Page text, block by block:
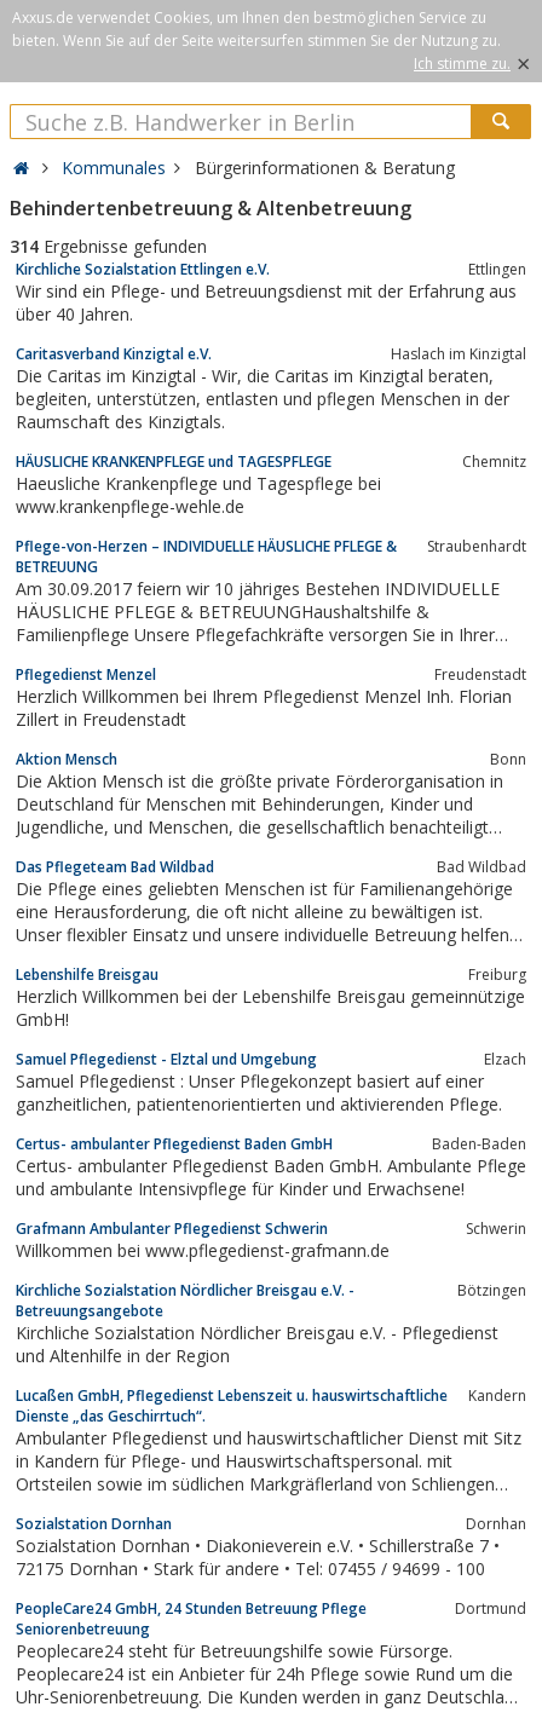
Axxus.de verwendet Cookies, um Ihnen den bestmöglichen Service zu
bieten. Wenn Sie auf der Seite weitersurfen stimmen Sie der Nutzung zu.
Ich stimme zu. ×
Kommunales Bürgerinformationen & Beratung
Behindertenbetreuung & Altenbetreuung
314 Ergebnisse gefunden
Kirchliche Sozialstation Ettlingen e.V. Ettlingen
Wir sind ein Pflege- und Betreuungsdienst mit der Erfahrung aus
über 40 Jahren.
Caritasverband Kinzigtal e.V. Haslach im Kinzigtal
Die Caritas im Kinzigtal - Wir, die Caritas im Kinzigtal beraten,
begleiten, unterstützen, entlasten und pflegen Menschen in der
Raumschaft des Kinzigtals.
HÄUSLICHE KRANKENPFLEGE und TAGESPFLEGE Chemnitz
Haeusliche Krankenpflege und Tagespflege bei
www.krankenpflege-wehle.de
Pflege-von-Herzen – INDIVIDUELLE HÄUSLICHE PFLEGE &
BETREUUNG
Straubenhardt
Am 30.09.2017 feiern wir 10 jähriges Bestehen INDIVIDUELLE
HÄUSLICHE PFLEGE & BETREUUNGHaushaltshilfe &
Familienpflege Unsere Pflegefachkräfte versorgen Sie in Ihrer
Wohnanlagen. Erfahren Sie mehr über uns
Pflegedienst Menzel Freudenstadt
Herzlich Willkommen bei Ihrem Pflegedienst Menzel Inh. Florian
Zillert in Freudenstadt
Aktion Mensch Bonn
Die Aktion Mensch ist die größte private Förderorganisation in
Deutschland für Menschen mit Behinderungen, Kinder und
Jugendliche, und Menschen, die gesellschaftlich benachteiligt
Das Pflegeteam Bad Wildbad Bad Wildbad
Die Pflege eines geliebten Menschen ist für Familienangehörige
eine Herausforderung, die oft nicht alleine zu bewältigen ist.
Unser flexibler Einsatz und unsere individuelle Betreuung helfen
Lebenshilfe Breisgau Freiburg
Herzlich Willkommen bei der Lebenshilfe Breisgau gemeinnützige
GmbH!
Samuel Pflegedienst - Elztal und Umgebung Elzach
Samuel Pflegedienst : Unser Pflegekonzept basiert auf einer
ganzheitlichen, patientenorientierten und aktivierenden Pflege.
Certus- ambulanter Pflegedienst Baden GmbH Baden-Baden
Certus- ambulanter Pflegedienst Baden GmbH. Ambulante Pflege
und ambulante Intensivpflege für Kinder und Erwachsene!
Grafmann Ambulanter Pflegedienst Schwerin Schwerin
Willkommen bei www.pflegedienst-grafmann.de
Kirchliche Sozialstation Nördlicher Breisgau e.V. -
Betreuungsangebote
Bötzingen
Kirchliche Sozialstation Nördlicher Breisgau e.V. - Pflegedienst
und Altenhilfe in der Region
Lucaßen GmbH, Pflegedienst Lebenszeit u. hauswirtschaftliche
Dienste „das Geschirrtuch“.
Kandern
Ambulanter Pflegedienst und hauswirtschaftlicher Dienst mit Sitz
in Kandern für Pflege- und Hauswirtschaftspersonal. mit
Ortsteilen sowie im südlichen Markgräflerland von Schliengen
Rümmingen und Binzen.
Sozialstation Dornhan Dornhan
Sozialstation Dornhan • Diakonieverein e.V. • Schillerstraße 7 •
72175 Dornhan • Stark für andere • Tel: 07455 / 94699 - 100
PeopleCare24 GmbH, 24 Stunden Betreuung Pflege
Seniorenbetreuung
Dortmund
Peoplecare24 steht für Betreuungshilfe sowie Fürsorge.
Peoplecare24 ist ein Anbieter für 24h Pflege sowie Rund um die
Uhr-Seniorenbetreuung. Die Kunden werden in ganz Deutschland